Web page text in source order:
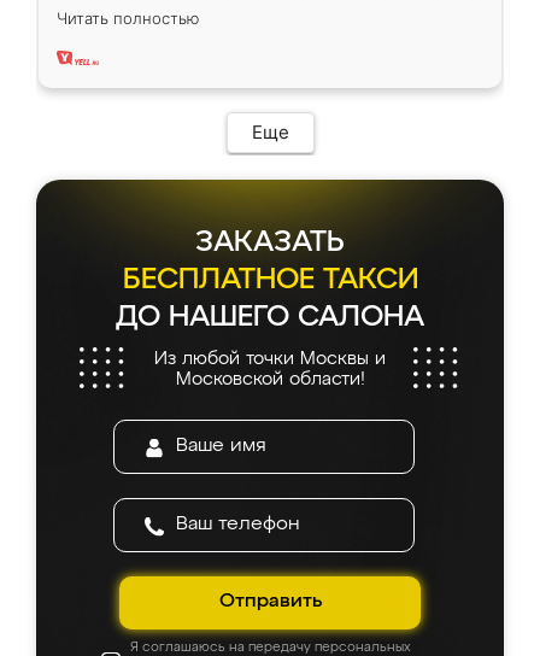
вполне довольна. Служит кухня уже почти
два года, нареканий нет.
Читать полностью
Еще
ЗАКАЗАТЬ
БЕСПЛАТНОЕ ТАКСИ
ДО НАШЕГО САЛОНА
Из любой точки Москвы и
Московской области!
Отправить
Я соглашаюсь на передачу персональных